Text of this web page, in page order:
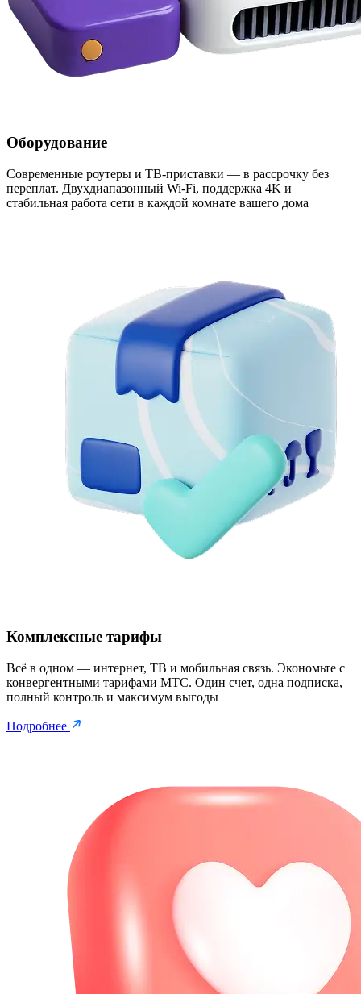
Оборудование
Современные роутеры и ТВ-приставки — в рассрочку без
переплат. Двухдиапазонный Wi-Fi, поддержка 4K и
стабильная работа сети в каждой комнате вашего дома
Комплексные тарифы
Всё в одном — интернет, ТВ и мобильная связь. Экономьте с
конвергентными тарифами МТС. Один счет, одна подписка,
полный контроль и максимум выгоды
Подробнее